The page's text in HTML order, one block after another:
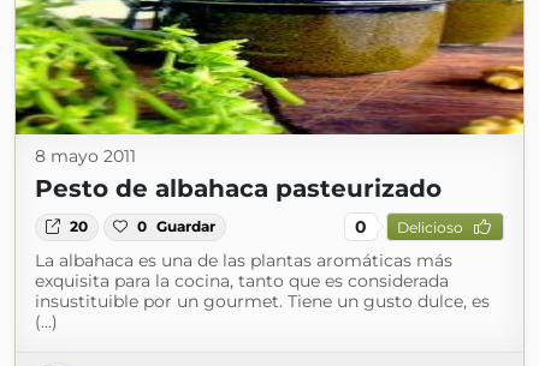
8 mayo 2011
Pesto de albahaca pasteurizado
20 0 Guardar 0 Delicioso
La albahaca es una de las plantas aromáticas más
exquisita para la cocina, tanto que es considerada
insustituible por un gourmet. Tiene un gusto dulce, es
(...)